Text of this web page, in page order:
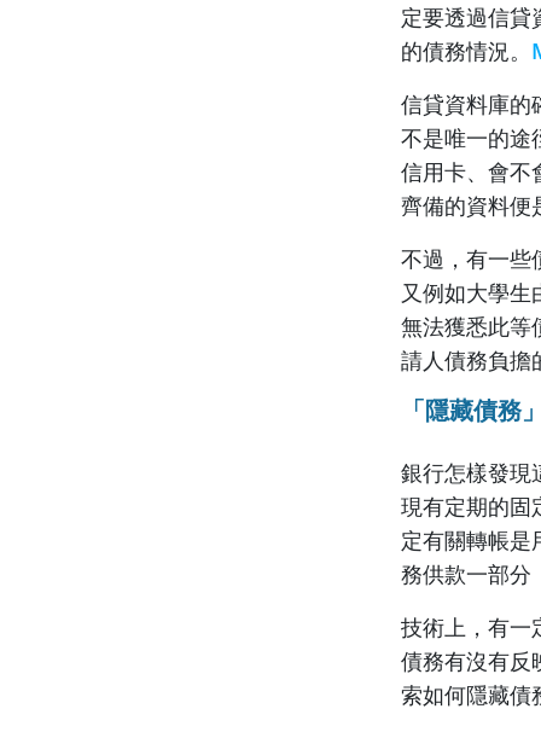
定要透過信貸
的債務情況。
信貸資料庫的
不是唯一的途
信用卡、會不
齊備的資料便
不過，有一些
又例如大學
無法獲悉此等
請人債務負擔
「隱藏債務
銀行怎樣發現
現有定期的固
定有關轉帳是
務供款一部分
技術上，有一
債務有沒有反
索如何隱藏債